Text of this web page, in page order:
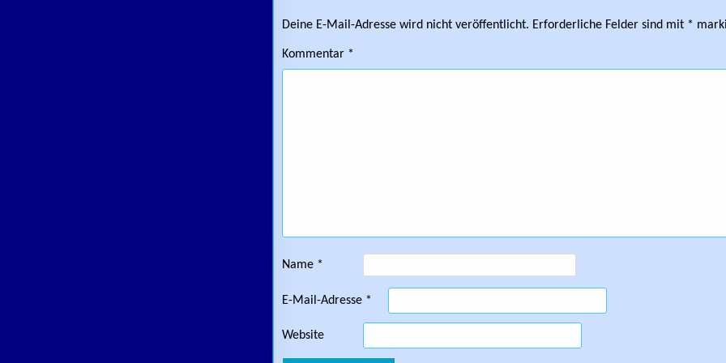
Deine E-Mail-Adresse wird nicht veröffentlicht. Erforderliche Felder sind mit *
Kommentar *
Name *
E-Mail-Adresse *
Website